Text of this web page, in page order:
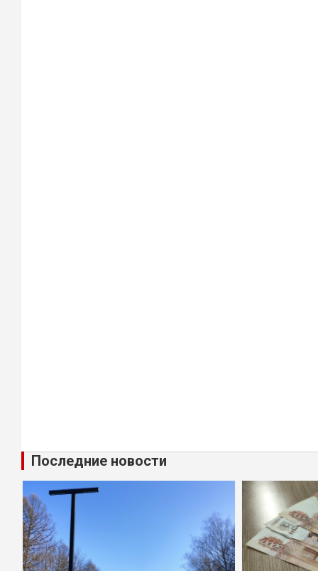
Последние новости